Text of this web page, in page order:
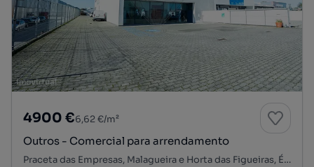
4900 €6,62 €/m²
Outros - Comercial para arrendamento
Praceta das Empresas, Malagueira e Horta das Figueiras, Évora, Évora